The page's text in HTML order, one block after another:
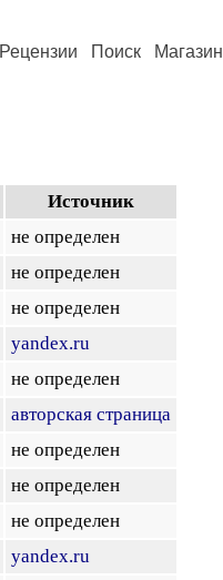
Рецензии Поиск Магазин
Источник
не определен
не определен
не определен
yandex.ru
не определен
авторская страница
не определен
не определен
не определен
yandex.ru